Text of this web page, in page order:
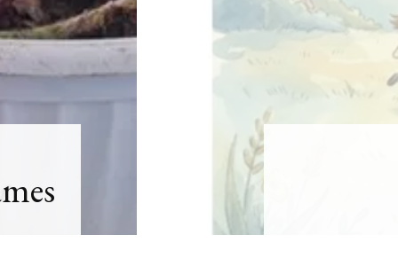
סופש בלאק פריידיי, בודפשט,
BUDAPEST, HUNGARY
ברלין, ספטמבר, 2021 BERLIN,
ציפורי, אפריל, 2021 ,